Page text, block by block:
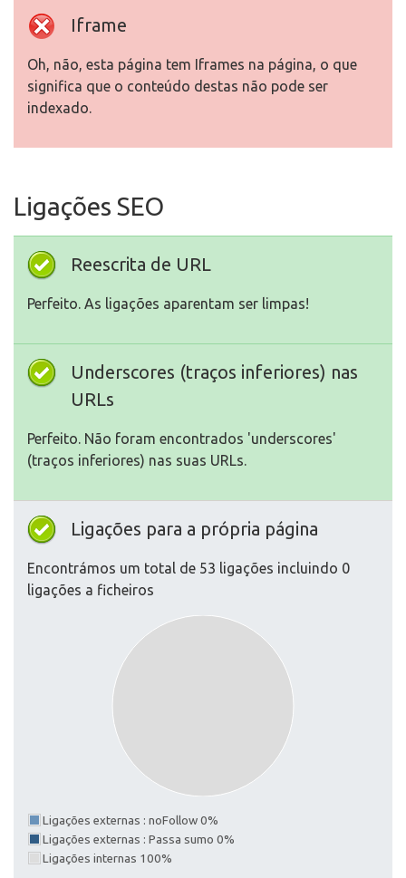
Iframe
Oh, não, esta página tem Iframes na página, o que
significa que o conteúdo destas não pode ser
indexado.
Ligações SEO
Reescrita de URL
Perfeito. As ligações aparentam ser limpas!
Underscores (traços inferiores) nas
URLs
Perfeito. Não foram encontrados 'underscores'
(traços inferiores) nas suas URLs.
Ligações para a própria página
Encontrámos um total de 53 ligações incluindo 0
ligações a ficheiros
Ligações externas : noFollow 0%
Ligações externas : Passa sumo 0%
Ligações internas 100%